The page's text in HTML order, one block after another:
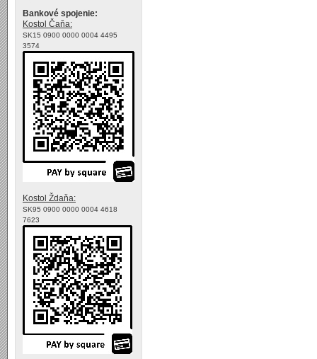
Bankové spojenie:
Kostol Čaňa:
SK15 0900 0000 0004 4495
3574
Kostol Ždaňa:
SK95 0900 0000 0004 4618
7623